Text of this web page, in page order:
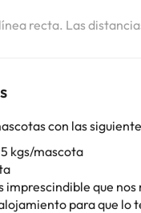
recta. Las
con las
kgs/mascota
imprescindible que
para que lo